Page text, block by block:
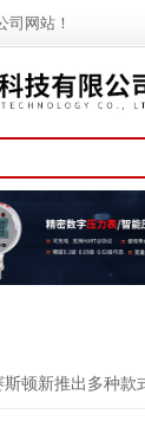
司网站！
新推出多种款式的“活塞